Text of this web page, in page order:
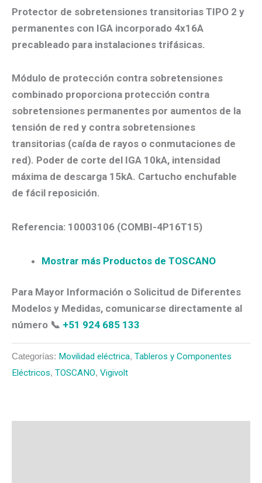
Protector de sobretensiones transitorias TIPO 2 y
permanentes con IGA incorporado 4x16A
precableado para instalaciones trifásicas.
Módulo de protección contra sobretensiones
combinado proporciona protección contra
sobretensiones permanentes por aumentos de la
tensión de red y contra sobretensiones
transitorias (caída de rayos o conmutaciones de
red). Poder de corte del IGA 10kA, intensidad
máxima de descarga 15kA. Cartucho enchufable
de fácil reposición.
Referencia: 10003106 (COMBI-4P16T15)
Mostrar más Productos de TOSCANO
Para Mayor Información o Solicitud de Diferentes
Modelos y Medidas, comunicarse directamente al
número 📞 +51 924 685 133
Categorías: Movilidad eléctrica, Tableros y Componentes
Eléctricos, TOSCANO, Vigivolt